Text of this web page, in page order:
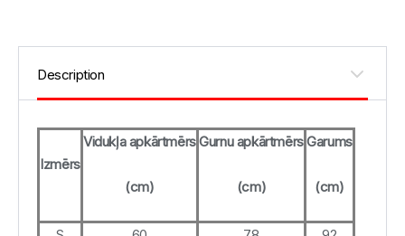
Izmērs
Vidukļa apkārtmērs
(cm)
Gurnu apkārtmērs
(cm)
Garums
(cm)